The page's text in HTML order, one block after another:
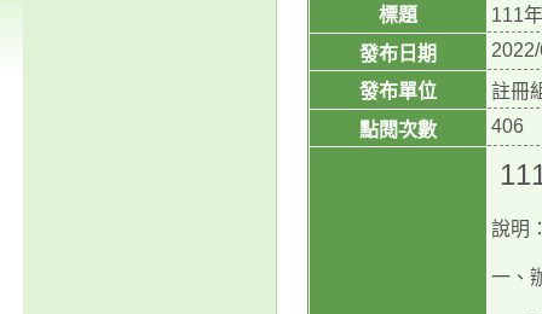
標題
111
發布日期
發布單位
註冊
點閱次數
406
說明
一、